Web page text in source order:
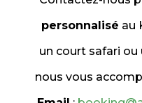
personnalisé au
un court safari
nous vous